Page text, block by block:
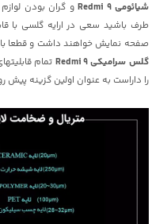
شیائومی
و گران بودن
طرف باشید سعی در ارایه گلسی با
صفحه نمایش خواهند داشت و قطعا با
گلس سرامیکی Redmi 9
تمام
را داراست به عنوان اولین گزینه پیش